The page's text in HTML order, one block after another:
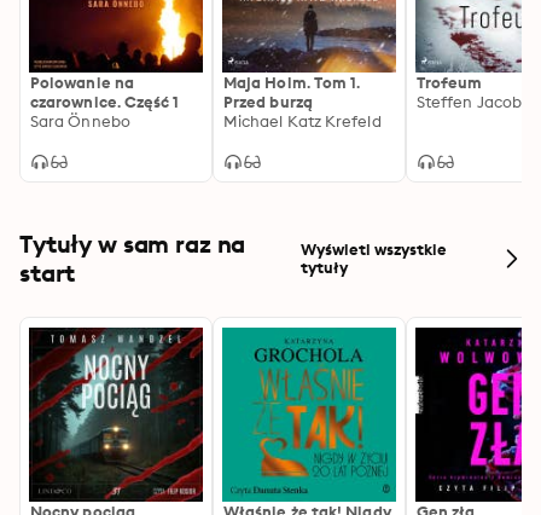
Polowanie na
czarownice. Część 1
Sara Önnebo
Maja Holm. Tom 1.
Przed burzą
Michael Katz Krefeld
Trofeum
Steffen
Tytuły w sam raz na
start
Wyświetl wszystkie
tytuły